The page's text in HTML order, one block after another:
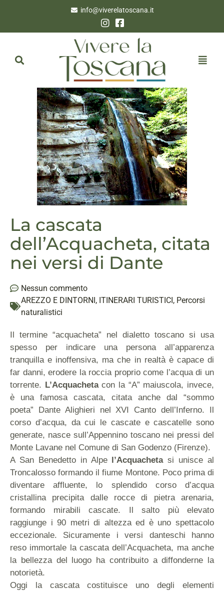
info@viverelatoscana.it
La cascata
dell’Acquacheta, citata
nei versi di Dante
Nessun commento
AREZZO E DINTORNI, ITINERARI TURISTICI, Percorsi
naturalistici
Il termine “acquacheta” nel dialetto toscano si usa
spesso per indicare una persona all’apparenza
tranquilla e inoffensiva, ma che in realtà è capace di
far danni, erodere la roccia proprio come l’acqua di un
torrente. L’Acquachetacon la “A” maiuscola, invece,
è una famosa cascata, citata anche dal “sommo
poeta” Dante Alighieri nel XVI Canto dell’Inferno. Il
corso d’acqua, da cui le cascate e cascatelle sono
generate, nasce sull’Appennino toscano nei pressi del
Monte Lavane nel Comune di San Godenzo (Firenze).
A San Benedetto in Alpe l’Acquachetasi unisce al
Troncalosso formando il fiume Montone. Poco prima di
diventare affluente, lo splendido corso d’acqua
cristallina precipita dalle rocce di pietra arenaria,
formando mirabili cascate. Il salto più elevato
raggiunge i 90 metri di altezza ed è uno spettacolo
eccezionale. Sicuramente i versi danteschi hanno
reso immortale la cascata dell’Acquacheta, ma anche
la bellezza del luogo ha contribuito a diffonderne la
notorietà.
Oggi la cascata costituisce uno degli elementi